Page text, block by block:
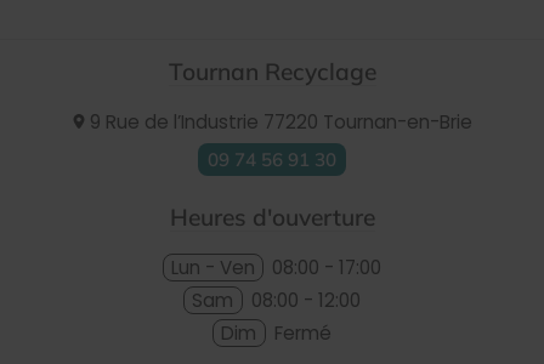
Tournan Recyclage
9 Rue de l’Industrie 77220 Tournan-en-Brie
09 74 56 91 30
Heures d'ouverture
Lun - Ven
08:00 - 17:00
Sam
08:00 - 12:00
Dim
Fermé